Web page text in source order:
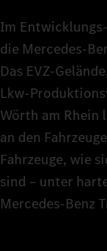
Im
die
Das EVZ-
Wörth am Rhein
an den
Fahrzeuge, wie
sind – unter
Mercedes‑Benz